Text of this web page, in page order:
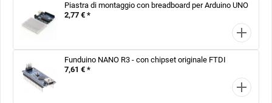
Piastra di montaggio con breadboard per Arduino UNO
2,77 € *
Funduino NANO R3 - con chipset originale FTDI
7,61 € *